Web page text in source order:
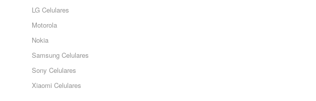
LG Celulares
Motorola
Nokia
Samsung Celulares
Sony Celulares
Xiaomi Celulares